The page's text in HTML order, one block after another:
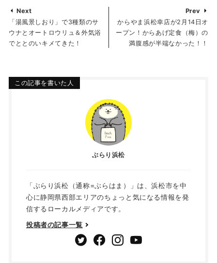
Next
「湯風景しおり」で3種類のサ
ウナとオートロウリュ＆外気浴
でととのいキメてきた！
Prev
からやま浜松幸店が2月14日オ
ープン！からあげ定食（梅）の
満腹感が半端なかった！！
この記事を書いた人
ぶらり浜松
「ぶらり浜松（通称=ぶらはま）」は、浜松市を中
心に静岡県西部エリアのちょっと気になる情報を発
信するローカルメディアです。
投稿者の記事一覧